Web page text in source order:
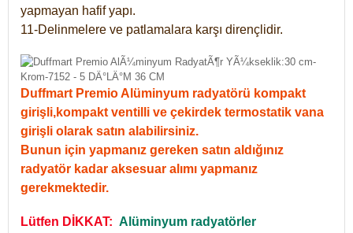
yapmayan hafif yapı.
11-Delinmelere ve patlamalara karşı dirençlidir.
Duffmart Premio Alüminyum radyatörü kompakt
girişli,kompakt ventilli ve çekirdek termostatik vana
girişli olarak satın alabilirsiniz.
Bunun için yapmanız gereken satın aldığınız
radyatör kadar aksesuar alımı yapmanız
gerekmektedir.
Lütfen DİKKAT: Alüminyum radyatörler